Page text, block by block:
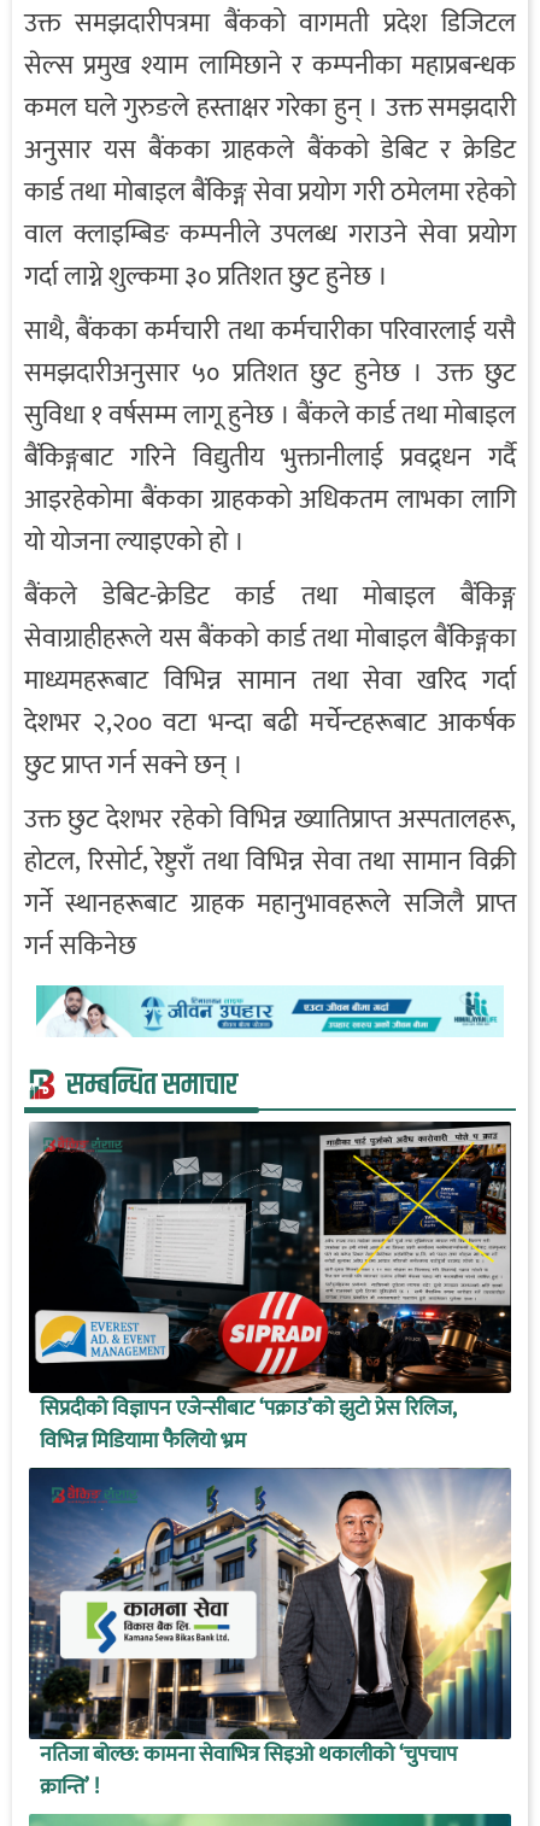
उक्त समझदारीपत्रमा बैंकको वागमती प्रदेश डिजिटल
सेल्स प्रमुख श्याम लामिछाने र कम्पनीका महाप्रबन्धक
कमल घले गुरुङले हस्ताक्षर गरेका हुन् । उक्त समझदारी
अनुसार यस बैंकका ग्राहकले बैंकको डेबिट र क्रेडिट
कार्ड तथा मोबाइल बैंकिङ्ग सेवा प्रयोग गरी ठमेलमा रहेको
वाल क्लाइम्बिङ कम्पनीले उपलब्ध गराउने सेवा प्रयोग
गर्दा लाग्ने शुल्कमा ३० प्रतिशत छुट हुनेछ ।
साथै, बैंकका कर्मचारी तथा कर्मचारीका परिवारलाई यसै
समझदारीअनुसार ५० प्रतिशत छुट हुनेछ । उक्त छुट
सुविधा १ वर्षसम्म लागू हुनेछ । बैंकले कार्ड तथा मोबाइल
बैंकिङ्गबाट गरिने विद्युतीय भुक्तानीलाई प्रवद्र्धन गर्दै
आइरहेकोमा बैंकका ग्राहकको अधिकतम लाभका लागि
यो योजना ल्याइएको हो ।
बैंकले डेबिट-क्रेडिट कार्ड तथा मोबाइल बैंकिङ्ग
सेवाग्राहीहरूले यस बैंकको कार्ड तथा मोबाइल बैंकिङ्गका
माध्यमहरूबाट विभिन्न सामान तथा सेवा खरिद गर्दा
देशभर २,२०० वटा भन्दा बढी मर्चेन्टहरूबाट आकर्षक
छुट प्राप्त गर्न सक्ने छन् ।
उक्त छुट देशभर रहेको विभिन्न ख्यातिप्राप्त अस्पतालहरू,
होटल, रिसोर्ट, रेष्टुराँ तथा विभिन्न सेवा तथा सामान विक्री
गर्ने स्थानहरूबाट ग्राहक महानुभावहरूले सजिलै प्राप्त
गर्न सकिनेछ
सम्बन्धित समाचार
सिप्रदीको विज्ञापन एजेन्सीबाट ‘पक्राउ’को झुटो प्रेस रिलिज,
विभिन्न मिडियामा फैलियो भ्रम
नतिजा बोल्छ: कामना सेवाभित्र सिइओ थकालीको ‘चुपचाप
क्रान्ति’ !